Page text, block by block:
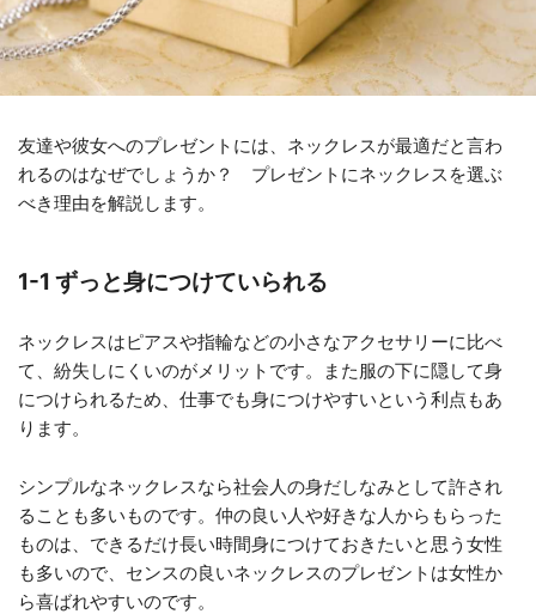
友達や彼女へのプレゼントには、ネックレスが最適だと言わ
れるのはなぜでしょうか？ プレゼントにネックレスを選ぶ
べき理由を解説します。
1-1 ずっと身につけていられる
ネックレスはピアスや指輪などの小さなアクセサリーに比べ
て、紛失しにくいのがメリットです。また服の下に隠して身
につけられるため、仕事でも身につけやすいという利点もあ
ります。
シンプルなネックレスなら社会人の身だしなみとして許され
ることも多いものです。仲の良い人や好きな人からもらった
ものは、できるだけ長い時間身につけておきたいと思う女性
も多いので、センスの良いネックレスのプレゼントは女性か
ら喜ばれやすいのです。